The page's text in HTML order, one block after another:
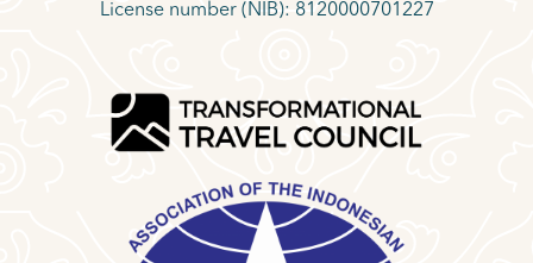
License number (NIB): 8120000701227